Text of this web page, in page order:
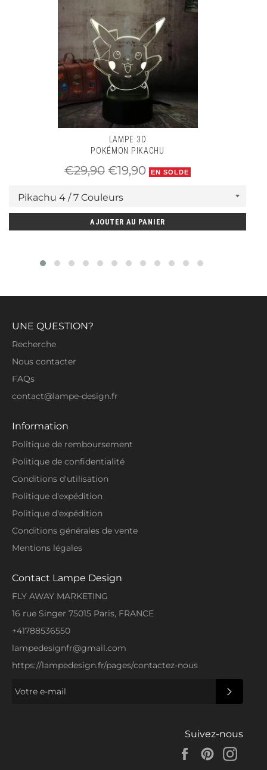
LAMPE 3D
POKÉMON PIKACHU
Prix
€29,90 Prix
€19,90 EN SOLDE
AJOUTER AU PANIER
UNE QUESTION?
Recherche
Nous contacter
FAQs
contact@lampe-design.fr
Information
Politique de remboursement
Politique de confidentialité
Conditions d'utilisation
Politique d'expédition
Politique d'expédition
Conditions générales de vente
Mentions légales
Contact Lampe Design
FLY AWAY MARKETING
16 rue Singer 75015 Paris, FRANCE
+41788536550
lampedesignfr@gmail.com
https://lampedesign.fr/pages/contactez-nous
Suivez-nous
FacebookPinterest